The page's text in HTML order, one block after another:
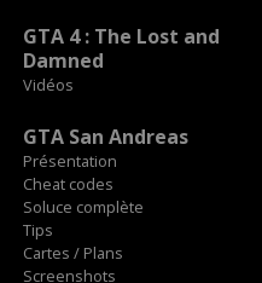
GTA 4 : The Lost and
Damned
Vidéos
GTA San Andreas
Présentation
Cheat codes
Soluce complète
Tips
Cartes / Plans
Screenshots